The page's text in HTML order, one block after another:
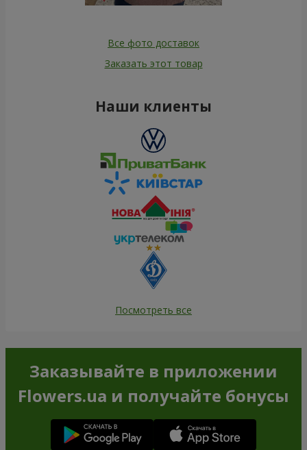
Все фото доставок
Заказать этот товар
Наши клиенты
Посмотреть все
Заказывайте в приложении
Flowers.ua и получайте бонусы